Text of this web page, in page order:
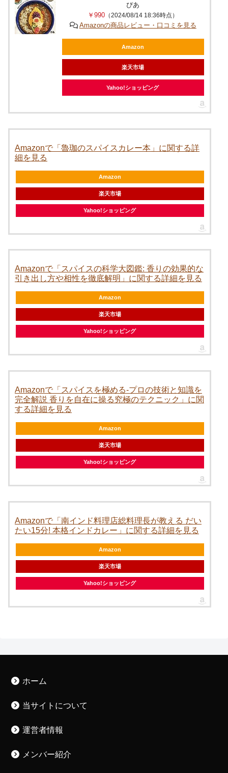
ぴあ
￥990 （2024/08/14 18:36時点）
Amazonの商品レビュー・口コミを見る
Amazon
楽天市場
Yahoo!ショッピング
Amazonで「魯珈のスパイスカレー本」に関する詳
細を見る
Amazon
楽天市場
Yahoo!ショッピング
Amazonで「スパイスの科学大図鑑: 香りの効果的な
引き出し方や相性を徹底解明」に関する詳細を見る
Amazon
楽天市場
Yahoo!ショッピング
Amazonで「スパイスを極める-プロの技術と知識を
完全解説 香りを自在に操る究極のテクニック」に関
する詳細を見る
Amazon
楽天市場
Yahoo!ショッピング
Amazonで「南インド料理店総料理長が教える だい
たい15分! 本格インドカレー」に関する詳細を見る
Amazon
楽天市場
Yahoo!ショッピング
ホーム
当サイトについて
運営者情報
メンバー紹介